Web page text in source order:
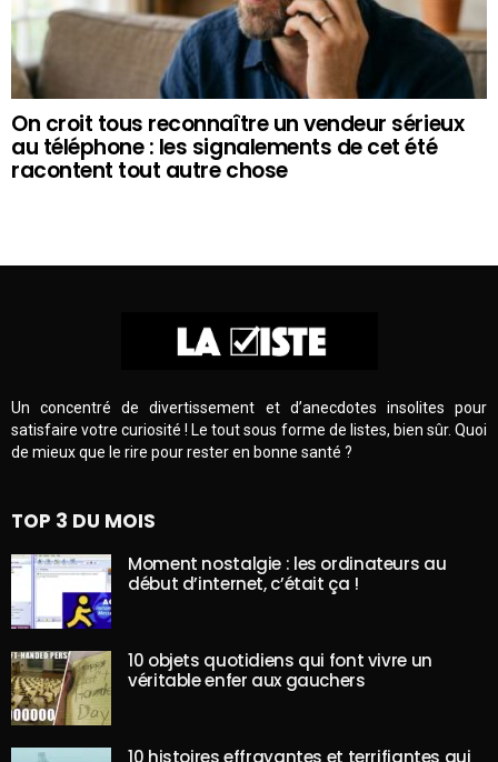
On croit tous reconnaître un vendeur sérieux
au téléphone : les signalements de cet été
racontent tout autre chose
Un concentré de divertissement et d’anecdotes insolites pour
satisfaire votre curiosité ! Le tout sous forme de listes, bien sûr. Quoi
de mieux que le rire pour rester en bonne santé ?
TOP 3 DU MOIS
Moment nostalgie : les ordinateurs au
début d’internet, c’était ça !
10 objets quotidiens qui font vivre un
véritable enfer aux gauchers